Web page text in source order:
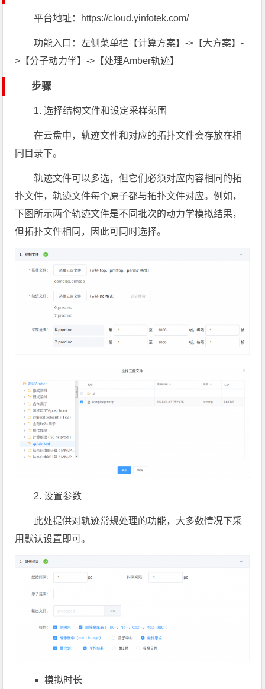
平台地址：https://cloud.yinfotek.com/
功能入口：左侧菜单栏【计算方案】->【大方案】-
>【分子动力学】->【处理Amber轨迹】
步骤
1. 选择结构文件和设定采样范围
在云盘中，轨迹文件和对应的拓扑文件会存放在相
同目录下。
轨迹文件可以多选，但它们必须对应内容相同的拓
扑文件，轨迹文件每个原子都与拓扑文件对应。例如，
下图所示两个轨迹文件是不同批次的动力学模拟结果，
但拓扑文件相同，因此可同时选择。
2. 设置参数
此处提供对轨迹常规处理的功能，大多数情况下采
用默认设置即可。
模拟时长